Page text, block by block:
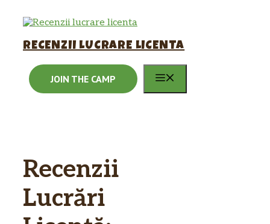
RECENZII LUCRARE LICENTA
JOIN THE CAMP
Recenzii
Lucrări